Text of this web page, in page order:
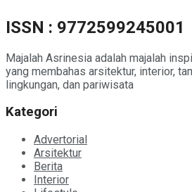
ISSN : 9772599245001
Majalah Asrinesia adalah majalah
yang membahas arsitektur, interior,
lingkungan, dan pariwisata
Kategori
Advertorial
Arsitektur
Berita
Interior